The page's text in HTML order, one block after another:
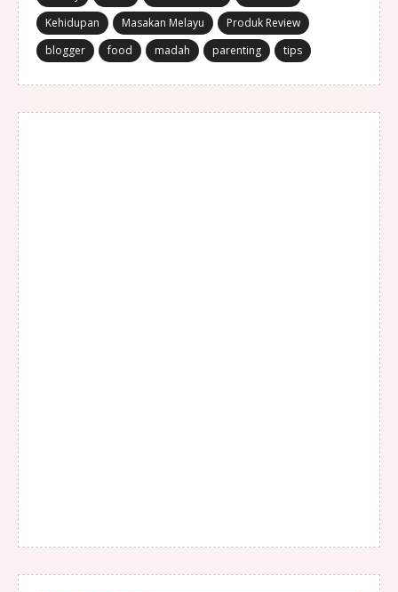
Kehidupan
Masakan Melayu
Produk Review
blogger
food madah parenting tips